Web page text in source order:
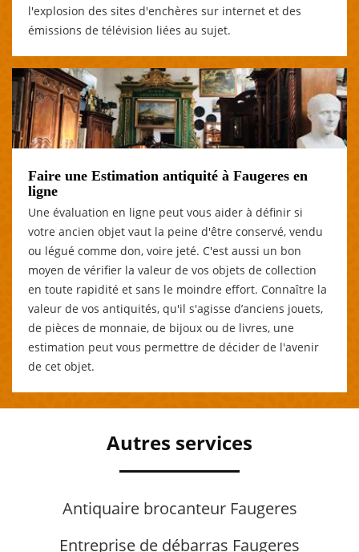
l'explosion des sites d'enchères sur internet et des
émissions de télévision liées au sujet.
Faire une Estimation antiquité à Faugeres en
ligne
Une évaluation en ligne peut vous aider à définir si
votre ancien objet vaut la peine d'être conservé, vendu
ou légué comme don, voire jeté. C'est aussi un bon
moyen de vérifier la valeur de vos objets de collection
en toute rapidité et sans le moindre effort. Connaître la
valeur de vos antiquités, qu'il s'agisse d’anciens jouets,
de pièces de monnaie, de bijoux ou de livres, une
estimation peut vous permettre de décider de l'avenir
de cet objet.
Autres services
Antiquaire brocanteur Faugeres
Entreprise de débarras Faugeres